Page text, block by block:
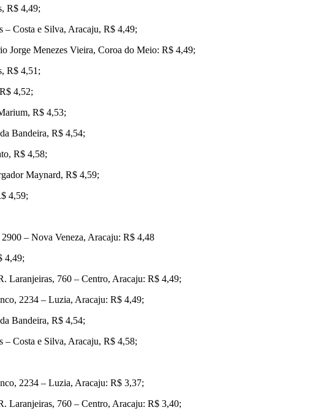
R$ 4,49;
– Costa e Silva, Aracaju, R$ 4,49;
Jorge Menezes Vieira, Coroa do Meio: R$ 4,49;
R$ 4,51;
4,52;
R$ 4,53;
Bandeira, R$ 4,54;
R$ 4,58;
Maynard, R$ 4,59;
4,59;
– Nova Veneza, Aracaju: R$ 4,48
4,49;
Laranjeiras, 760 – Centro, Aracaju: R$ 4,49;
2234 – Luzia, Aracaju: R$ 4,49;
Bandeira, R$ 4,54;
– Costa e Silva, Aracaju, R$ 4,58;
2234 – Luzia, Aracaju: R$ 3,37;
Laranjeiras, 760 – Centro, Aracaju: R$ 3,40;